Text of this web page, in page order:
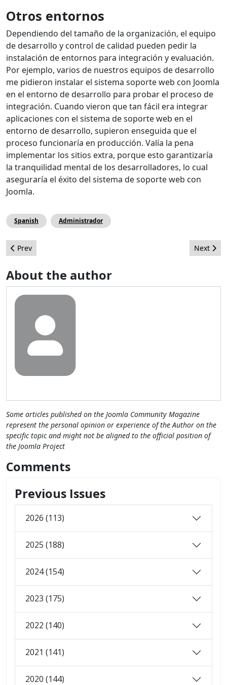
Otros entornos
Dependiendo del tamaño de la organización, el equipo
de desarrollo y control de calidad pueden pedir la
instalación de entornos para integración y evaluación.
Por ejemplo, varios de nuestros equipos de desarrollo
me pidieron instalar el sistema soporte web con Joomla
en el entorno de desarrollo para probar el proceso de
integración. Cuando vieron que tan fácil era integrar
aplicaciones con el sistema de soporte web en el
entorno de desarrollo, supieron enseguida que el
proceso funcionaría en producción. Valía la pena
implementar los sitios extra, porque esto garantizaría
la tranquilidad mental de los desarrolladores, lo cual
aseguraría el éxito del sistema de soporte web con
Joomla.
Spanish Administrador
Previous article: Consejos para la Migración del SEO - Parte
Prev Next
Next
About the author
Some articles published on the Joomla Community Magazine
represent the personal opinion or experience of the Author on the
specific topic and might not be aligned to the official position of
the Joomla Project
Comments
Previous Issues
2026 (113)
2025 (188)
2024 (154)
2023 (175)
2022 (140)
2021 (141)
2020 (144)